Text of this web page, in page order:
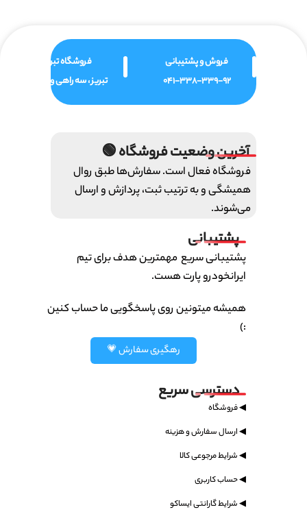
فروش و پشتیبانی
041-338-339-92
فروشگاه تبریز
تبریز ، سه راهی ولیعصر
آخرین وضعیت فروشگاه 🟢
فروشگاه فعال است. سفارش‌ها طبق روال
همیشگی و به ترتیب ثبت، پردازش و ارسال
می‌شوند.
پشتیبانی
پشتیبانی سریع مهمترین هدف برای تیم
ایرانخودرو پارت هست.
همیشه میتونین روی پاسخگویی ما حساب کنین
:)
رهگیری سفارش 💗
دسترسی سریع
◀ فروشگاه
◀ ارسال سفارش و هزینه
◀ شرایط مرجوعی کالا
◀ حساب کاربری
◀ شرایط گارانتی ایساکو